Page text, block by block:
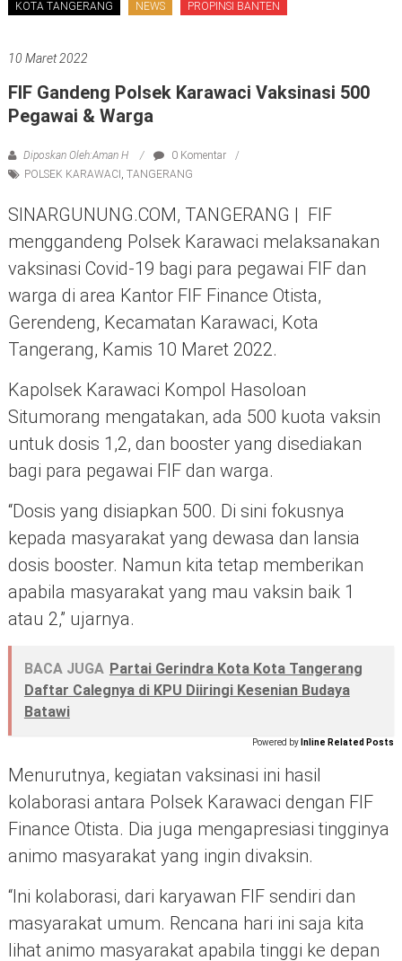
KOTA TANGERANG NEWS PROPINSI BANTEN
10 Maret 2022
FIF Gandeng Polsek Karawaci Vaksinasi 500
Pegawai & Warga
Diposkan Oleh:Aman H
0 Komentar
POLSEK KARAWACI TANGERANG
SINARGUNUNG.COM, TANGERANG | FIF
menggandeng Polsek Karawaci melaksanakan
vaksinasi Covid-19 bagi para pegawai FIF dan
warga di area Kantor FIF Finance Otista,
Gerendeng, Kecamatan Karawaci, Kota
Tangerang, Kamis 10 Maret 2022.
Kapolsek Karawaci Kompol Hasoloan
Situmorang mengatakan, ada 500 kuota vaksin
untuk dosis 1,2, dan booster yang disediakan
bagi para pegawai FIF dan warga.
“Dosis yang disiapkan 500. Di sini fokusnya
kepada masyarakat yang dewasa dan lansia
dosis booster. Namun kita tetap memberikan
apabila masyarakat yang mau vaksin baik 1
atau 2,” ujarnya.
BACA JUGA Partai Gerindra Kota Kota Tangerang
Daftar Calegnya di KPU Diiringi Kesenian Budaya
Batawi
Powered by Inline Related Posts
Menurutnya, kegiatan vaksinasi ini hasil
kolaborasi antara Polsek Karawaci dengan FIF
Finance Otista. Dia juga mengapresiasi tingginya
animo masyarakat yang ingin divaksin.
“Ini kolaborasi, dari karyawan FIF sendiri dan
masyarakat umum. Rencana hari ini saja kita
lihat animo masyarakat apabila tinggi ke depan